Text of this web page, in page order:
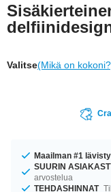
Valitse(Mikä on
Maailman #1
SUURIN
arvostelua
TEHDASHINNAT